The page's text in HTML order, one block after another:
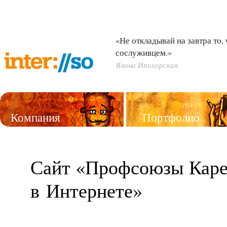
«Не откладывай на завтра
сослуживцем.»
Янина Ипохорская
Компания Портфолио
Сайт «Профсоюзы
в Интернете»